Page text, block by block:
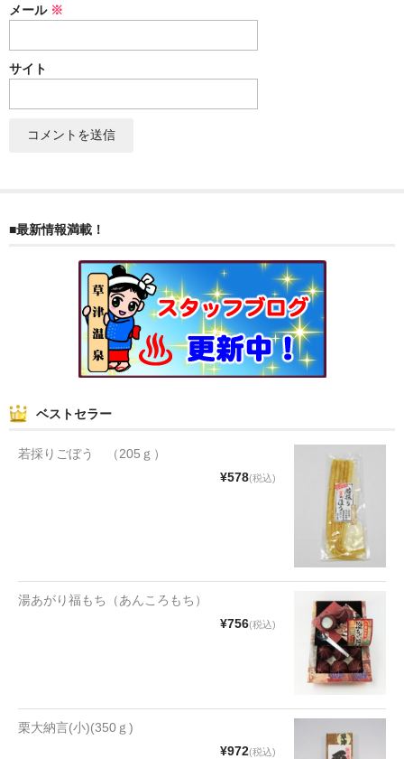
スイーツ
文具
ケーキ
羊かん
その他食品
メール ※
サイト
■最新情報満載！
ベストセラー
若採りごぼう （205ｇ）
¥578(税込)
湯あがり福もち（あんころもち）
¥756(税込)
栗大納言(小)(350ｇ)
¥972(税込)